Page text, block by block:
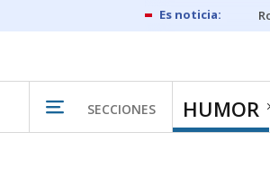
SECCIONES HUMOR